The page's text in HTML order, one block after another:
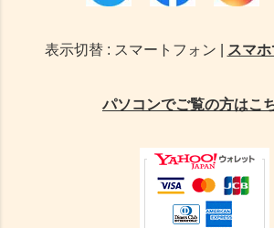
表示切替 : スマートフォン | スマ
パソコンでご覧の方はこち